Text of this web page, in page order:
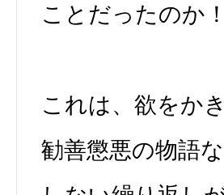
ことだったのか！
これは、欲をか
勧善懲悪の物語